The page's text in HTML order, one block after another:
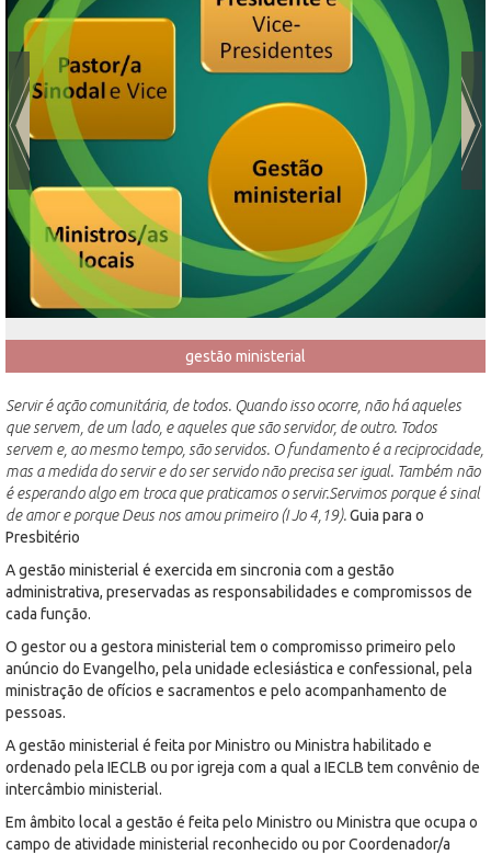
gestão ministerial
Servir é ação comunitária, de todos. Quando isso ocorre, não há aqueles
que servem, de um lado, e aqueles que são servidor, de outro. Todos
servem e, ao mesmo tempo, são servidos. O fundamento é a reciprocidade,
mas a medida do servir e do ser servido não precisa ser igual. Também não
é esperando algo em troca que praticamos o servir.Servimos porque é sinal
de amor e porque Deus nos amou primeiro (I Jo 4,19).Guia para o
Presbitério
A gestão ministerial é exercida em sincronia com a gestão
administrativa, preservadas as responsabilidades e compromissos de
cada função.
O gestor ou a gestora ministerial tem o compromisso primeiro pelo
anúncio do Evangelho, pela unidade eclesiástica e confessional, pela
ministração de ofícios e sacramentos e pelo acompanhamento de
pessoas.
A gestão ministerial é feita por Ministro ou Ministra habilitado e
ordenado pela IECLB ou por igreja com a qual a IECLB tem convênio de
intercâmbio ministerial.
Em âmbito local a gestão é feita pelo Ministro ou Ministra que ocupa o
campo de atividade ministerial reconhecido ou por Coordenador/a